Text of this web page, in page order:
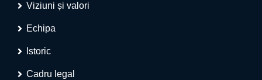
Viziuni și valori
Echipa
Istoric
Cadru legal